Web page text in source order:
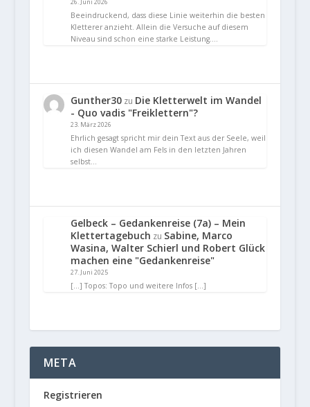
26. Juni 2026
Beeindruckend, dass diese Linie weiterhin die besten
Kletterer anzieht. Allein die Versuche auf diesem
Niveau sind schon eine starke Leistung.…
Gunther30zu Die Kletterwelt im Wandel
- Quo vadis "Freiklettern"?
23. März 2026
Ehrlich gesagt spricht mir dein Text aus der Seele, weil
ich diesen Wandel am Fels in den letzten Jahren
selbst…
Gelbeck – Gedankenreise (7a) – Mein
Klettertagebuch zu Sabine, Marco
Wasina, Walter Schierl und Robert Glück
machen eine "Gedankenreise"
27. Juni 2025
[…] Topos: Topo und weitere Infos […]
META
Registrieren